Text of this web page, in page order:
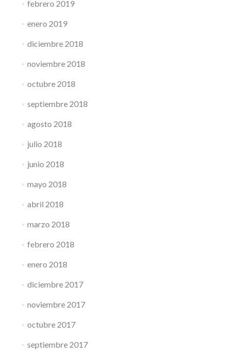
febrero 2019
enero 2019
diciembre 2018
noviembre 2018
octubre 2018
septiembre 2018
agosto 2018
julio 2018
junio 2018
mayo 2018
abril 2018
marzo 2018
febrero 2018
enero 2018
diciembre 2017
noviembre 2017
octubre 2017
septiembre 2017